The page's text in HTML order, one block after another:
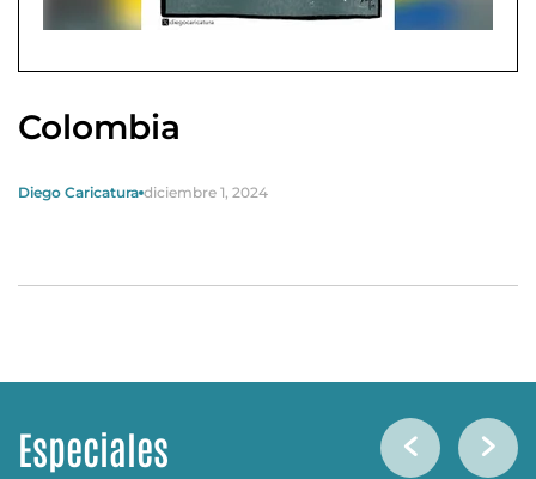
Colombia
Diego Caricatura diciembre 1, 2024
Especiales